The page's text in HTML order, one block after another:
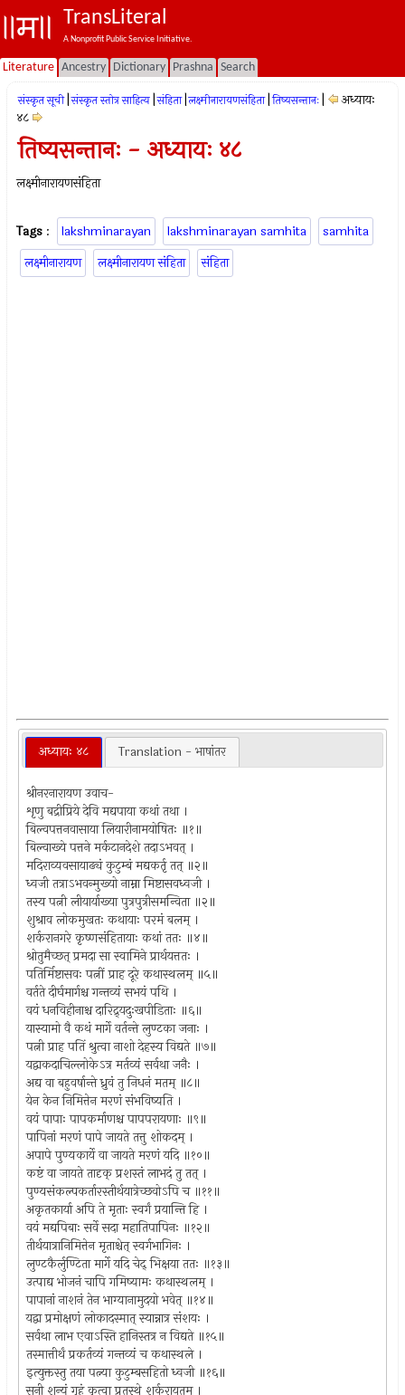
TransLiteral
A Nonprofit Public Service Initiative.
Literature Ancestry Dictionary Prashna Search
संस्कृत सूची संस्कृत स्तोत्र साहित्य संहिता लक्ष्मीनारायणसंहिता तिष्यसन्तानः
अध्यायः
४८
तिष्यसन्तानः - अध्यायः ४८
लक्ष्मीनारायणसंहिता
Tags : lakshminarayan lakshminarayan samhita
samhita
लक्ष्मीनारायण
लक्ष्मीनारायण संहिता संहिता
अध्यायः ४८ Translation - भाषांतर
श्रीनरनारायण उवाच-
शृणु बद्रीप्रिये देवि मद्यपाया कथां तथा ।
बिल्वपत्तनवासाया लियारीनामयोषितः ॥१॥
बिल्वाख्ये पत्तने मर्कटानदेशे तदाऽभवत् ।
मदिराव्यवसायाढ्यं कुटुम्बं मद्यकर्तृ तत् ॥२॥
ध्वजी तत्राऽभवन्मुख्यो नाम्ना मिष्टासवध्वजी ।
तस्य पत्नी लीयार्याख्या पुत्रपुत्रीसमन्विता ॥२॥
शुश्राव लोकमुखतः कथायाः परमं बलम् ।
शर्करानगरे कृष्णसंहितायाः कथां ततः ॥४॥
श्रोतुमैच्छत् प्रमदा सा स्वामिने प्रार्थयत्ततः ।
पतिर्मिष्टासवः पत्नीं प्राह दूरे कथास्थलम् ॥५॥
वर्तते दीर्घमार्गश्च गन्तव्यं सभयं पथि ।
वयं धनविहीनाश्च दारिद्र्यदुःखपीडिताः ॥६॥
यास्यामो वै कथं मार्गे वर्तन्ते लुण्टका जनाः ।
पत्नी प्राह पतिं श्रुत्वा नाशो देहस्य विद्यते ॥७॥
यद्वाकदाचिल्लोकेऽत्र मर्तव्यं सर्वथा जनैः ।
अद्य वा बहुवर्षान्ते ध्रुवं तु निधनं मतम् ॥८॥
येन केन निमित्तेन मरणं संभविष्यति ।
वयं पापाः पापकर्माणश्च पापपरायणाः ॥९॥
पापिनां मरणं पापे जायते तत्तु शोकदम् ।
अपापे पुण्यकार्ये वा जायते मरणं यदि ॥१०॥
कष्टं वा जायते तादृक् प्रशस्तं लाभदं तु तत् ।
पुण्यसंकल्पकर्तारस्तीर्थयात्रेच्छवोऽपि च ॥११॥
अकृतकार्या अपि ते मृताः स्वर्गं प्रयान्ति हि ।
वयं मद्यपिबाः सर्वे सदा महातिपापिनः ॥१२॥
तीर्थयात्रानिमित्तेन मृताश्चेत् स्वर्गभागिनः ।
लुण्टकैर्लुण्टिता मार्गे यदि चेद् भिक्षया ततः ॥१३॥
उत्पाद्य भोजनं चापि गमिष्यामः कथास्थलम् ।
पापानां नाशनं तेन भाग्यानामुदयो भवेत् ॥१४॥
यद्वा प्रमोक्षणं लोकादस्मात् स्यान्नात्र संशयः ।
सर्वथा लाभ एवाऽस्ति हानिस्तत्र न विद्यते ॥१५॥
तस्मात्तीर्थं प्रकर्तव्यं गन्तव्यं च कथास्थले ।
इत्युक्तस्तु तया पत्न्या कुटुम्बसहितो ध्वजी ॥१६॥
सूनी शून्यं गृहं कृत्वा प्रतस्थे शर्करायुतम् ।